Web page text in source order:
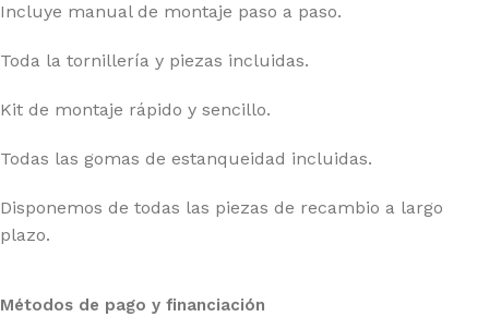
Incluye manual de montaje paso a paso.
Toda la tornillería y piezas incluidas.
Kit de montaje rápido y sencillo.
Todas las gomas de estanqueidad incluidas.
Disponemos de todas las piezas de recambio a largo
plazo.
Métodos de pago y financiación